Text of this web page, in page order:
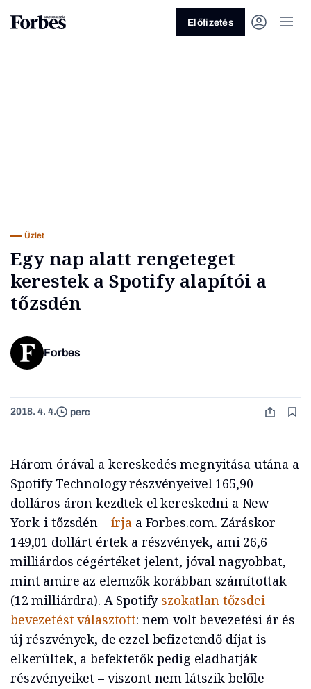
Előfizetés
Üzlet
Egy nap alatt rengeteget
kerestek a Spotify alapítói a
tőzsdén
Forbes
2018. 4. 4. perc
Három órával a kereskedés megnyitása utána a
Spotify Technology részvényeivel 165,90
dolláros áron kezdtek el kereskedni a New
York-i tőzsdén – írja a Forbes.com. Záráskor
149,01 dollárt értek a részvények, ami 26,6
milliárdos cégértéket jelent, jóval nagyobbat,
mint amire az elemzők korábban számítottak
(12 milliárdra). A Spotify szokatlan tőzsdei
bevezetést választott: nem volt bevezetési ár és
új részvények, de ezzel befizetendő díjat is
elkerültek, a befektetők pedig eladhatják
részvényeiket – viszont nem látszik belőle